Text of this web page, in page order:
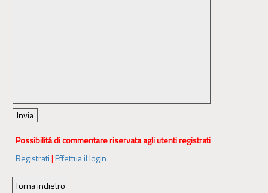
Possibilitá di commentare riservata agli utenti registrati
Registrati|Effettua il login